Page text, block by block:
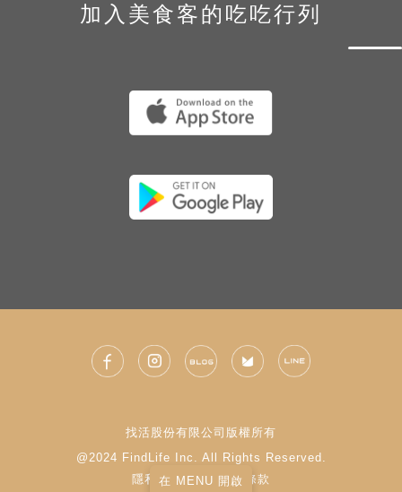
在 MENU 開啟
加入美食客的吃吃行列
找活股份有限公司版權所有
@2024 FindLife Inc. All Rights Reserved.
隱私權政策
| 使用條款